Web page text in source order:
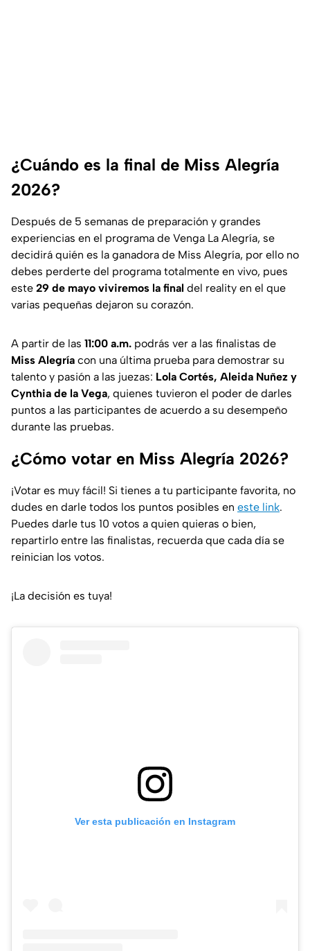
¿Cuándo es la final de Miss Alegría
2026?
Después de 5 semanas de preparación y grandes
experiencias en el programa de Venga La Alegría, se
decidirá quién es la ganadora de Miss Alegría, por ello no
debes perderte del programa totalmente en vivo, pues
este 29 de mayo viviremos la final del reality en el que
varias pequeñas dejaron su corazón.
A partir de las 11:00 a.m. podrás ver a las finalistas de
Miss Alegría con una última prueba para demostrar su
talento y pasión a las juezas: Lola Cortés, Aleida Nuñez y
Cynthia de la Vega, quienes tuvieron el poder de darles
puntos a las participantes de acuerdo a su desempeño
durante las pruebas.
¿Cómo votar en Miss Alegría 2026?
¡Votar es muy fácil! Si tienes a tu participante favorita, no
dudes en darle todos los puntos posibles en este link.
Puedes darle tus 10 votos a quien quieras o bien,
repartirlo entre las finalistas, recuerda que cada día se
reinician los votos.
¡La decisión es tuya!
Ver esta publicación en Instagram